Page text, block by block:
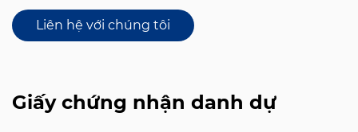
Liên hệ với chúng tôi
Giấy chứng nhận danh dự